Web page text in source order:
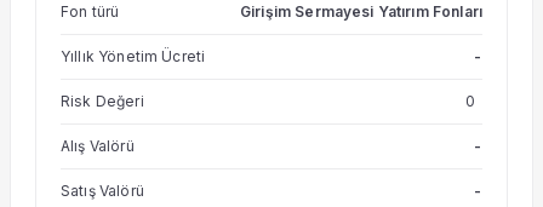
Fon türü Girişim Sermayesi Yatırım Fonları
Yıllık Yönetim Ücreti -
Risk Değeri 0
Alış Valörü -
Satış Valörü -